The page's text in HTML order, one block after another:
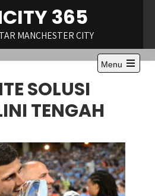
365
MANCHESTER CITY
Menu
Open
SOLUSI
TENGAH